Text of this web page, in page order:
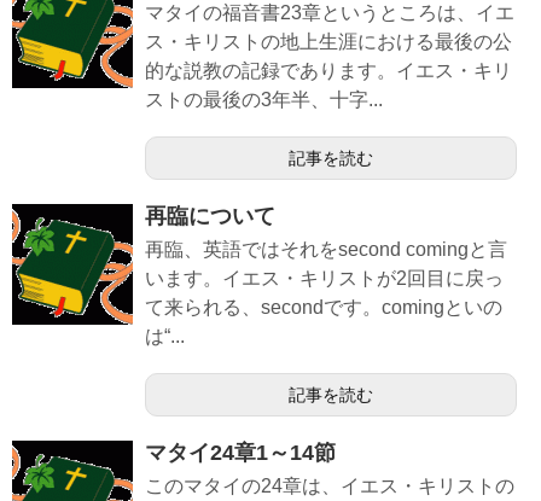
マタイの福音書23章というところは、イエ
ス・キリストの地上生涯における最後の公
的な説教の記録であります。イエス・キリ
ストの最後の3年半、十字...
記事を読む
再臨について
再臨、英語ではそれをsecond comingと言
います。イエス・キリストが2回目に戻っ
て来られる、secondです。comingといの
は“...
記事を読む
マタイ24章1～14節
このマタイの24章は、イエス・キリストの